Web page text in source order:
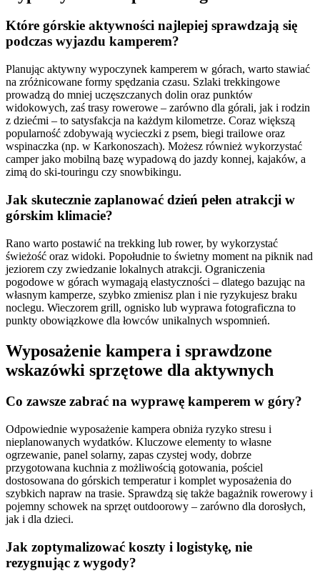
Które górskie aktywności najlepiej sprawdzają się
podczas wyjazdu kamperem?
Planując aktywny wypoczynek kamperem w górach, warto stawiać
na zróżnicowane formy spędzania czasu. Szlaki trekkingowe
prowadzą do mniej uczęszczanych dolin oraz punktów
widokowych, zaś trasy rowerowe – zarówno dla górali, jak i rodzin
z dziećmi – to satysfakcja na każdym kilometrze. Coraz większą
popularność zdobywają wycieczki z psem, biegi trailowe oraz
wspinaczka (np. w Karkonoszach). Możesz również wykorzystać
camper jako mobilną bazę wypadową do jazdy konnej, kajaków, a
zimą do ski-touringu czy snowbikingu.
Jak skutecznie zaplanować dzień pełen atrakcji w
górskim klimacie?
Rano warto postawić na trekking lub rower, by wykorzystać
świeżość oraz widoki. Popołudnie to świetny moment na piknik nad
jeziorem czy zwiedzanie lokalnych atrakcji. Ograniczenia
pogodowe w górach wymagają elastyczności – dlatego bazując na
własnym kamperze, szybko zmienisz plan i nie ryzykujesz braku
noclegu. Wieczorem grill, ognisko lub wyprawa fotograficzna to
punkty obowiązkowe dla łowców unikalnych wspomnień.
Wyposażenie kampera i sprawdzone
wskazówki sprzętowe dla aktywnych
Co zawsze zabrać na wyprawę kamperem w góry?
Odpowiednie wyposażenie kampera obniża ryzyko stresu i
nieplanowanych wydatków. Kluczowe elementy to własne
ogrzewanie, panel solarny, zapas czystej wody, dobrze
przygotowana kuchnia z możliwością gotowania, pościel
dostosowana do górskich temperatur i komplet wyposażenia do
szybkich napraw na trasie. Sprawdzą się także bagażnik rowerowy i
pojemny schowek na sprzęt outdoorowy – zarówno dla dorosłych,
jak i dla dzieci.
Jak zoptymalizować koszty i logistykę, nie
rezygnując z wygody?